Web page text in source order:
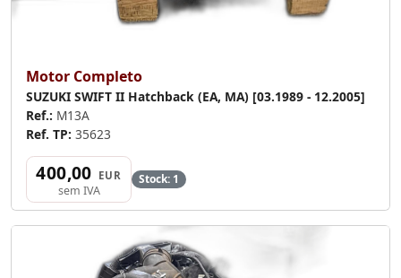
Motor Completo
SUZUKI SWIFT II Hatchback (EA, MA) [03.1989 - 12.2005]
Ref.: M13A
Ref. TP: 35623
400,00 EUR
sem IVA
Stock: 1